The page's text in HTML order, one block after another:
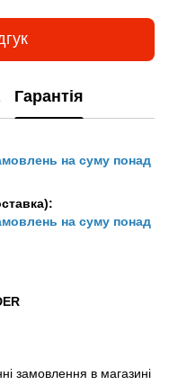
Гарантія
на суму понад
на суму понад
замовлення в магазині